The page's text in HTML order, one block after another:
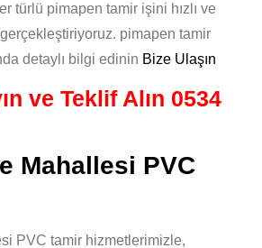
türlü pimapen tamir işini hızlı ve
pimapen tamir
detaylı bilgi edinin Bize Ulaşın
ve Teklif Alın 0534
Mahallesi PVC
PVC tamir hizmetlerimizle,